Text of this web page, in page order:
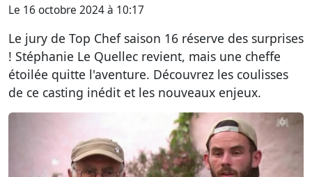
Le 16 octobre 2024 à 10:17
Le jury de Top Chef saison 16 réserve des surprises
! Stéphanie Le Quellec revient, mais une cheffe
étoilée quitte l'aventure. Découvrez les coulisses
de ce casting inédit et les nouveaux enjeux.